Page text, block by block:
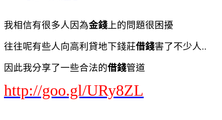
我相信有很多人因為金錢 上的問題很困擾
往往呢有些人向高利貸地下錢莊借錢害了不少人..
因此我分享了一些合法的借錢管道
http://goo.gl/URy8ZL